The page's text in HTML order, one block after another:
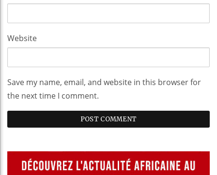
Website
Save my name, email, and website in this browser for
the next time I comment.